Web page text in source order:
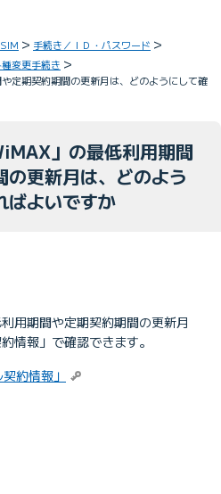
手続き／ＩＤ・パスワード
変更手続き
定期契約期間の更新月は、どのようにして確
」の最低利用期間
の更新月は、どのよう
ばよいですか
用期間や定期契約期間の更新月
情報」で確認できます。
約情報」